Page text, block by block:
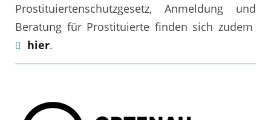
Prostituiertenschutzgesetz, Anmeldung und
Beratung für Prostituierte finden sich zudem
hier.